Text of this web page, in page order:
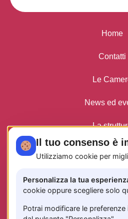
Home
Contatti
Le
News ed
La
Privacy
INFO TASSA DI
CIN:
Il tuo consenso è
Utilizziamo cookie per
Personalizza la tua
cookie oppure scegliere solo
Potrai modificare le